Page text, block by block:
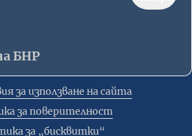
БНР
за използване на сайта
за поверителност
за „бисквитки“